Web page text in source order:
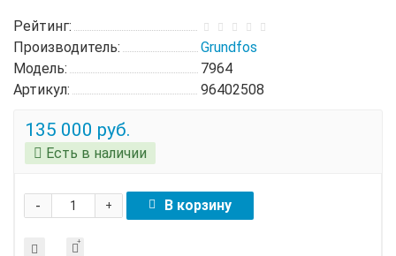
Рейтинг:
Производитель:
Grundfos
Модель:
7964
Артикул:
96402508
135 000 руб.
Есть в наличии
+
- В корзину